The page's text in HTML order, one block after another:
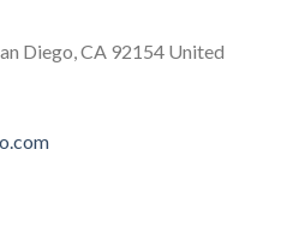
Diego, CA 92154 United